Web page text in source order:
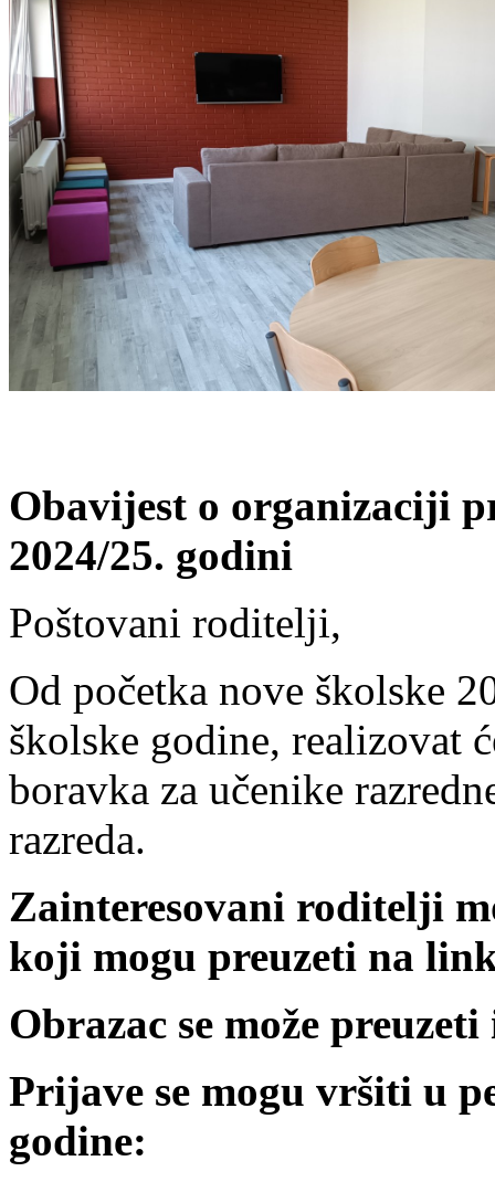
Obavijest o organizaciji
2024/25. godini
Poštovani roditelji,
Od početka nove školske
školske godine, realizovat
boravka za učenike
razreda.
Zainteresovani roditelji
koji mogu preuzeti na
Obrazac se može
Prijave se mogu vršiti u
godine: